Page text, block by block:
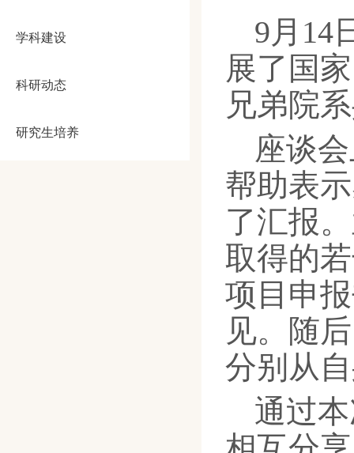
学科建设
科研动态
研究生培养
9月 14
展了国
兄弟院
座谈
帮助表
了汇报
取得的
项目申
见。随
分别从
通过